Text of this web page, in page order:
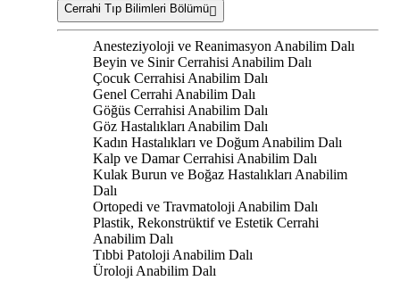
Cerrahi Tıp Bilimleri Bölümü
Anesteziyoloji ve Reanimasyon Anabilim Dalı
Beyin ve Sinir Cerrahisi Anabilim Dalı
Çocuk Cerrahisi Anabilim Dalı
Genel Cerrahi Anabilim Dalı
Göğüs Cerrahisi Anabilim Dalı
Göz Hastalıkları Anabilim Dalı
Kadın Hastalıkları ve Doğum Anabilim Dalı
Kalp ve Damar Cerrahisi Anabilim Dalı
Kulak Burun ve Boğaz Hastalıkları Anabilim
Dalı
Ortopedi ve Travmatoloji Anabilim Dalı
Plastik, Rekonstrüktif ve Estetik Cerrahi
Anabilim Dalı
Tıbbi Patoloji Anabilim Dalı
Üroloji Anabilim Dalı